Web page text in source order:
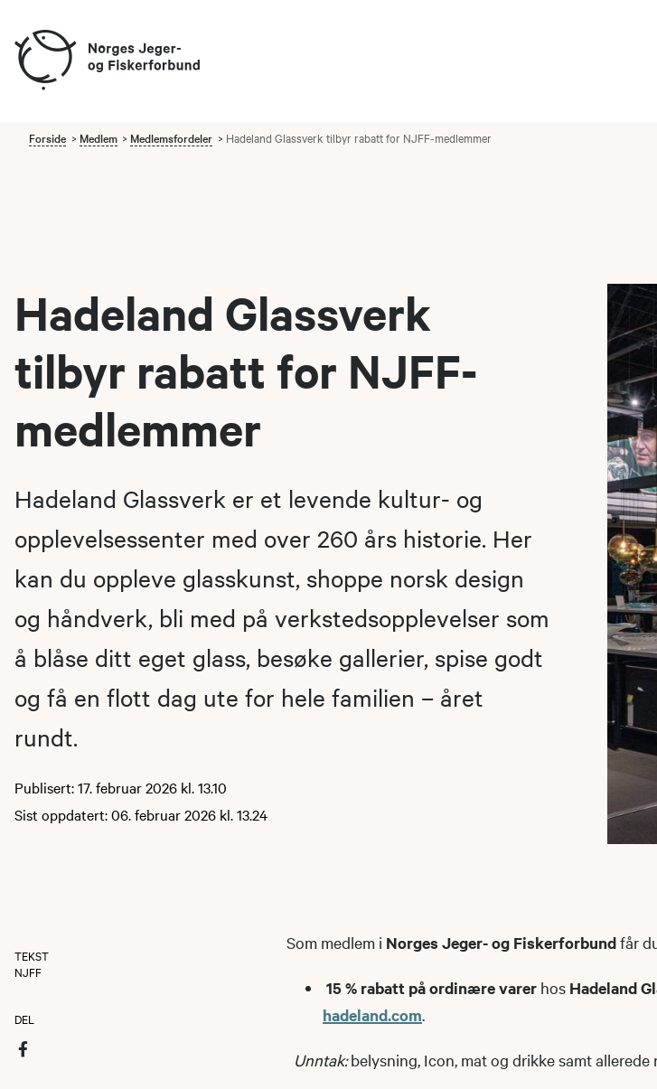
Forside Medlem Medlemsfordeler Hadeland Glassverk tilbyr rabatt for NJFF-medlemmer
Hadeland Glassverk
tilbyr rabatt for NJFF-
medlemmer
Hadeland Glassverk er et levende kultur- og
opplevelsessenter med over 260 års historie. Her
kan du oppleve glasskunst, shoppe norsk design
og håndverk, bli med på verkstedsopplevelser som
å blåse ditt eget glass, besøke gallerier, spise godt
og få en flott dag ute for hele familien – året
rundt.
Publisert: 17. februar 2026 kl. 13.10
Sist oppdatert: 06. februar 2026 kl. 13.24
TEKST
NJFF
DEL
Som medlem i Norges Jeger- og Fiskerforbundfår
15 % rabatt på ordinære varer hos Hadeland
hadeland.com.
Unntak:belysning, Icon, mat og drikke samt allerede